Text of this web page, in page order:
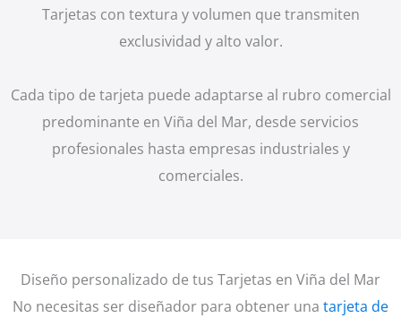
Tarjetas con textura y volumen que transmiten
exclusividad y alto valor.
Cada tipo de tarjeta puede adaptarse al rubro comercial
predominante en Viña del Mar, desde servicios
profesionales hasta empresas industriales y
comerciales.
Diseño personalizado de tus Tarjetas en Viña del Mar
No necesitas ser diseñador para obtener una tarjeta de